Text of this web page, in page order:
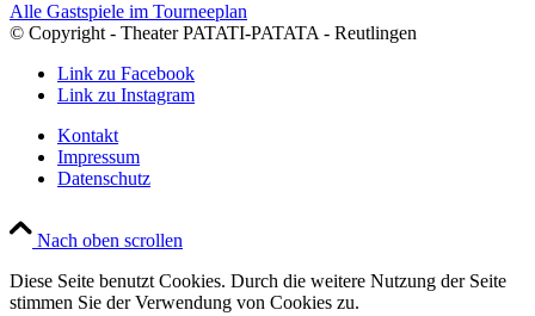
Alle Gastspiele im Tourneeplan
© Copyright - Theater PATATI-PATATA - Reutlingen
Link zu Facebook
Link zu Instagram
Kontakt
Impressum
Datenschutz
Nach oben scrollen
Diese Seite benutzt Cookies. Durch die weitere Nutzung der Seite
stimmen Sie der Verwendung von Cookies zu.